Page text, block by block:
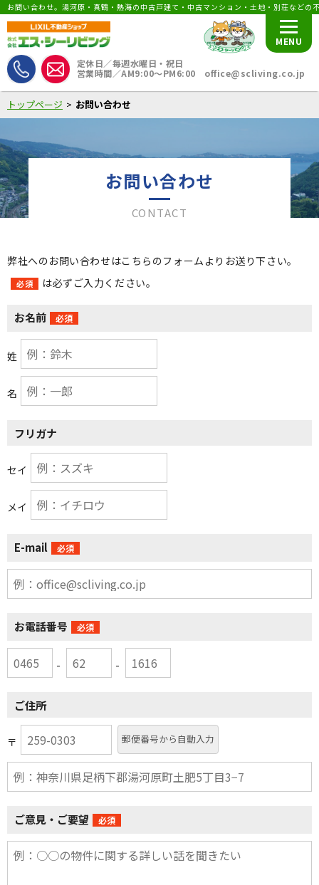
お問い合わせ。湯河原・真鶴・熱海の中古戸建て・中古マンション・土地・別荘などの
定休日／毎週水曜日・祝日
営業時間／AM9:00〜PM6:00 office@scliving.co.jp
MENU
トップページ お問い合わせ
お問い合わせ
CONTACT
弊社へのお問い合わせはこちらのフォームよりお送り下さい。
必須 は必ずご入力ください。
お名前 必須
姓
名
フリガナ
セイ
メイ
E-mail 必須
お電話番号 必須
- -
ご住所
〒 郵便番号から自動入力
ご意見・ご要望 必須